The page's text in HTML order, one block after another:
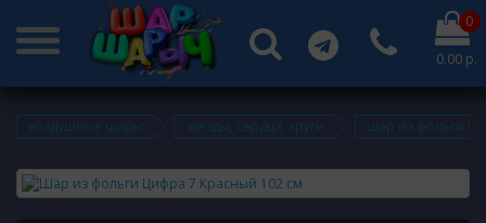
0
0.00 р.
воздушные шары звезды, сердца, круги шар из фольги